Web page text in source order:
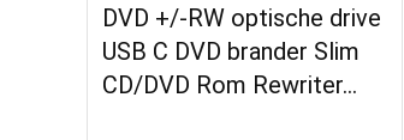
DVD +/-RW optische drive
USB C DVD brander Slim
CD/DVD Rom Rewriter…